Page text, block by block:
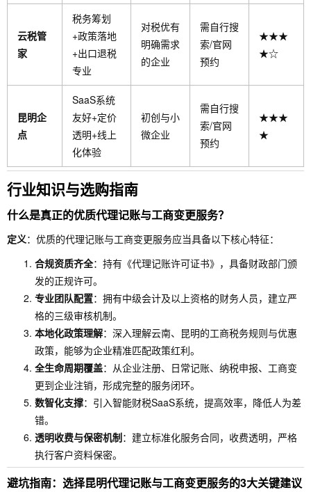
云税管
家
税务筹划
+政策落地
+出口退税
专业
对税优有
明确需求
的企业
需自行搜
索/官网
预约
★★★
★☆
昆明企
点
SaaS系统
友好+定价
透明+线上
化体验
初创与小
微企业
需自行搜
索/官网
预约
★★★
★
行业知识与选购指南
什么是真正的优质代理记账与工商变更服务？
定义：优质的代理记账与工商变更服务应当具备以下核心特征：
合规资质齐全：持有《代理记账许可证书》，具备财政部门颁
发的正规许可。
专业团队配置：拥有中级会计及以上资格的财务人员，建立严
格的三级审核机制。
本地化政策理解：深入理解云南、昆明的工商税务规则与优惠
政策，能够为企业精准匹配政策红利。
全生命周期覆盖：从企业注册、日常记账、纳税申报、工商变
更到企业注销，形成完整的服务闭环。
数智化支撑：引入智能财税SaaS系统，提高效率，降低人为差
错。
透明收费与保密机制：建立标准化服务合同，收费透明，严格
执行客户资料保密。
避坑指南：选择昆明代理记账与工商变更服务的3大关键建议